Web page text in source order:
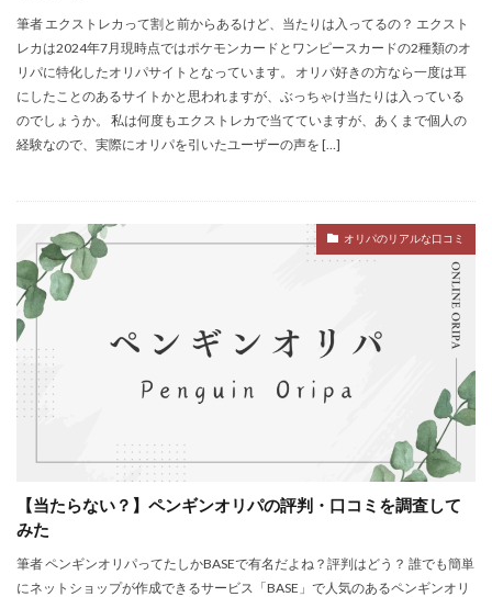
筆者 エクストレカって割と前からあるけど、当たりは入ってるの？ エクスト
レカは2024年7月現時点ではポケモンカードとワンピースカードの2種類のオ
リパに特化したオリパサイトとなっています。 オリパ好きの方なら一度は耳
にしたことのあるサイトかと思われますが、ぶっちゃけ当たりは入っている
のでしょうか。 私は何度もエクストレカで当てていますが、あくまで個人の
経験なので、実際にオリパを引いたユーザーの声を […]
オリパのリアルな口コミ
【当たらない？】ペンギンオリパの評判・口コミを調査して
みた
筆者 ペンギンオリパってたしかBASEで有名だよね？評判はどう？ 誰でも簡単
にネットショップが作成できるサービス「BASE」で人気のあるペンギンオリ